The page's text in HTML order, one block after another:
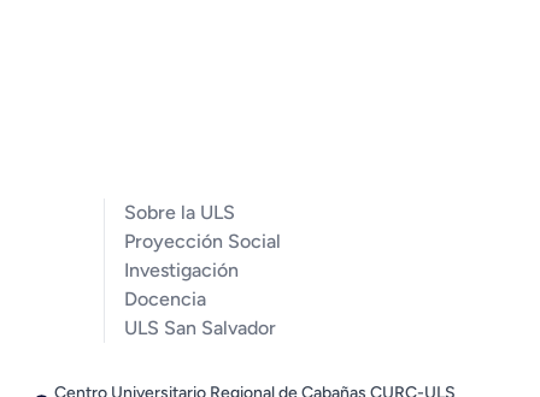
Sobre la ULS
Proyección Social
Investigación
Docencia
ULS San Salvador